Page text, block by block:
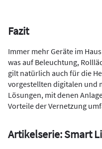
Fazit
Immer mehr Geräte im
was auf Beleuchtung,
gilt natürlich auch für die
vorgestellten digitalen und
Lösungen, mit denen
Vorteile der Vernetzung
Artikelserie: Smart